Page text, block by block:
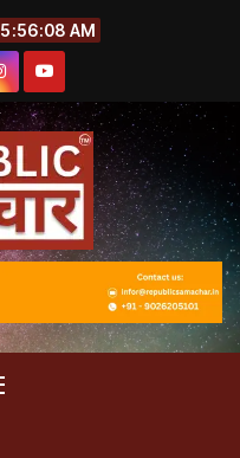
5:56:10 AM